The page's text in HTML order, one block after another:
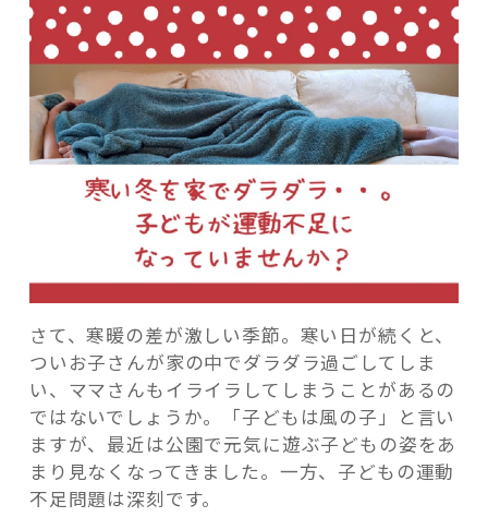
記事検索
ラ
対
策！
子
ど
も
足
消
方
法”
の
さて、寒暖の差が激しい季節。寒い日が続くと、
ついお子さんが家の中でダラダラ過ごしてしま
い、ママさんもイライラしてしまうことがあるの
ではないでしょうか。「子どもは風の子」と言い
ますが、最近は公園で元気に遊ぶ子どもの姿をあ
まり見なくなってきました。一方、子どもの運動
不足問題は深刻です。